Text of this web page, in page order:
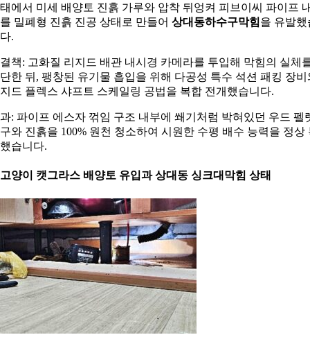
에서 미세 배양토 진흙 가루와 압착 뒤엉켜 피브이씨 파이프
밀폐형 진흙 진공 상태로 만들어 상대동하수구막힘을 유발했
.
책: 고화질 리지드 배관 내시경 카메라를 투입해 막힘의 실체
한 뒤, 팽창된 유기물 흡입을 위해 다공성 특수 석션 패킹 장비
드 플렉스 샤프트 스케일링 공법을 복합 전개했습니다.
: 파이프 에스자 꺾임 구조 내부에 쐐기처럼 박혀있던 우드 펠
와 진흙을 100% 원천 청소하여 시원한 수평 배수 능력을 정상
습니다.
양이 캣그라스 배양토 유입과 상대동 싱크대막힘 상태